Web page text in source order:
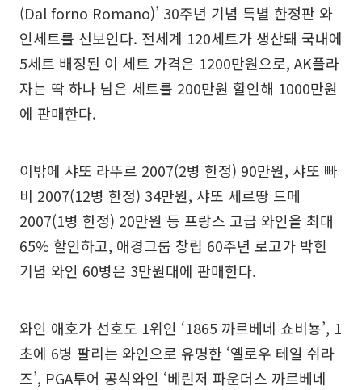
(Dal forno Romano)’ 30주년 기념 특별 한정판 와
인세트를 선보인다. 전세계 120세트가 생산돼 국내에
5세트 배정된 이 세트 가격은 1200만원으로, AK플라
자는 딱 하나 남은 세트를 200만원 할인해 1000만원
에 판매한다.
이밖에 샤또 라뚜르 2007(2병 한정) 90만원, 샤또 빠
비 2007(12병 한정) 34만원, 샤또 세르땅 드메
2007(1병 한정) 20만원 등 프랑스 고급 와인을 최대
65% 할인하고, 애경그룹 창립 60주년 로고가 박힌
기념 와인 60병은 3만원대에 판매한다.
와인 애호가 선호도 1위인 ‘1865 까르베네 쇼비뇽’, 1
초에 6병 팔리는 와인으로 유명한 ‘옐로우 테일 쉬라
즈’, PGA투어 공식와인 ‘베린저 파운더스 까르베네